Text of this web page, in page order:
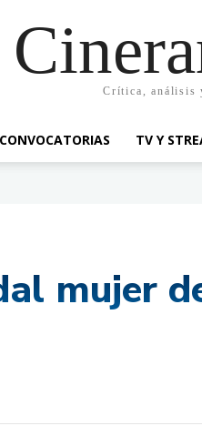
Crítica, análisis
CONVOCATORIAS TV Y
mujer